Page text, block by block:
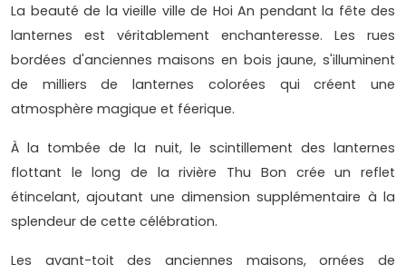
La beauté de la vieille ville de Hoi An pendant la fête des
lanternes est véritablement enchanteresse. Les rues
bordées d'anciennes maisons en bois jaune, s'illuminent
de milliers de lanternes colorées qui créent une
atmosphère magique et féerique.
À la tombée de la nuit, le scintillement des lanternes
flottant le long de la rivière Thu Bon crée un reflet
étincelant, ajoutant une dimension supplémentaire à la
splendeur de cette célébration.
Les avant-toit des anciennes maisons, ornées de